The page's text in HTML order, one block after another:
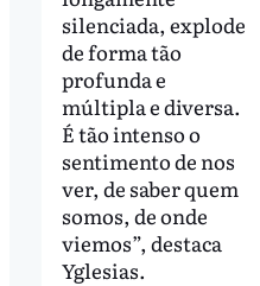
silenciada, explode
de forma tão
profunda e
múltipla e diversa.
É tão intenso o
sentimento de nos
ver, de saber quem
somos, de onde
viemos”, destaca
Yglesias.